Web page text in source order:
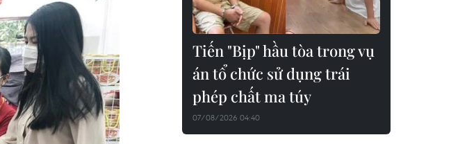
Tiến "Bịp" hầu tòa trong vụ
án tổ chức sử dụng trái
phép chất ma túy
07/08/2026 04:40